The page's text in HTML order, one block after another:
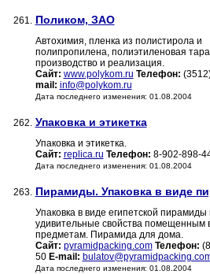
261. Поликом, ЗАО
Автохимия, пленка из полистирола и
полипропилена, полиэтиленовая
производство и реализация.
Сайт: www.polykom.ru Телефон:
mail: info@polykom.ru
Дата последнего изменения: 01.08.2004
262. Упаковка и этикетка
Упаковка и этикетка.
Сайт: replica.ru Телефон: 8-902-898-
Дата последнего изменения: 01.08.2004
263. Пирамиды. Упаковка в виде
Упаковка в виде египетской
удивительные свойства помещенным
предметам. Пирамида для дома.
Сайт: pyramidpacking.com Телефон:
50 E-mail:
Дата последнего изменения: 01.08.2004